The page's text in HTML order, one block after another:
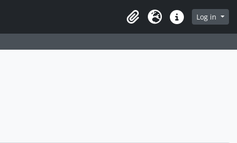
ClipboardLanguageQuick linksLog in